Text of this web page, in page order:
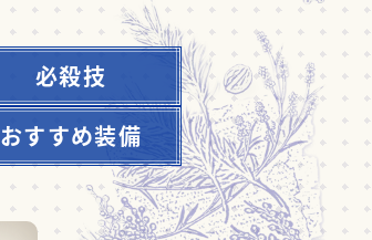
必殺技
おすすめ装備